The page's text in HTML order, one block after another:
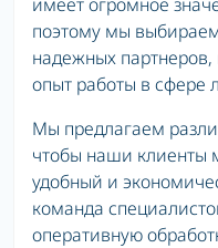
поэтому мы
надежных
опыт работы в сфере
Мы предлагаем
чтобы наши клиенты
удобный и
команда
оперативную